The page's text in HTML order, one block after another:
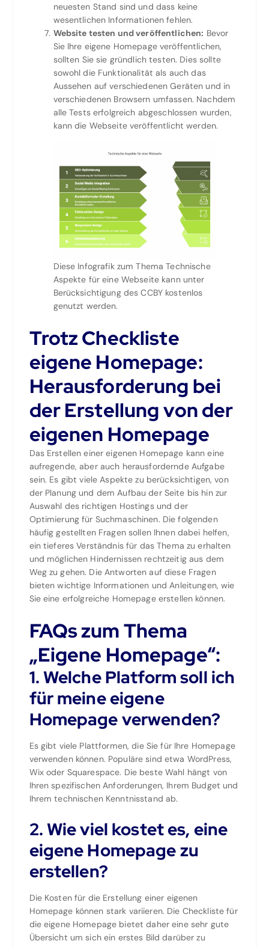
neuesten Stand sind und dass keine
wesentlichen Informationen fehlen.
Website testen und veröffentlichen: Bevor
Sie Ihre eigene Homepage veröffentlichen,
sollten Sie sie gründlich testen. Dies sollte
sowohl die Funktionalität als auch das
Aussehen auf verschiedenen Geräten und in
verschiedenen Browsern umfassen. Nachdem
alle Tests erfolgreich abgeschlossen wurden,
kann die Webseite veröffentlicht werden.
Diese Infografik zum Thema Technische
Aspekte für eine Webseite kann unter
Berücksichtigung des CCBY kostenlos
genutzt werden.
Trotz Checkliste
eigene Homepage:
Herausforderung bei
der Erstellung von der
eigenen Homepage
Das Erstellen einer eigenen Homepage kann eine
aufregende, aber auch herausfordernde Aufgabe
sein. Es gibt viele Aspekte zu berücksichtigen, von
der Planung und dem Aufbau der Seite bis hin zur
Auswahl des richtigen Hostings und der
Optimierung für Suchmaschinen. Die folgenden
häufig gestellten Fragen sollen Ihnen dabei helfen,
ein tieferes Verständnis für das Thema zu erhalten
und möglichen Hindernissen rechtzeitig aus dem
Weg zu gehen. Die Antworten auf diese Fragen
bieten wichtige Informationen und Anleitungen, wie
Sie eine erfolgreiche Homepage erstellen können.
FAQs zum Thema
„Eigene Homepage“:
1. Welche Platform soll ich
für meine eigene
Homepage verwenden?
Es gibt viele Plattformen, die Sie für Ihre Homepage
verwenden können. Populäre sind etwa WordPress,
Wix oder Squarespace. Die beste Wahl hängt von
Ihren spezifischen Anforderungen, Ihrem Budget und
Ihrem technischen Kenntnisstand ab.
2. Wie viel kostet es, eine
eigene Homepage zu
erstellen?
Die Kosten für die Erstellung einer eigenen
Homepage können stark variieren. Die Checkliste für
die eigene Homepage bietet daher eine sehr gute
Übersicht um sich ein erstes Bild darüber zu